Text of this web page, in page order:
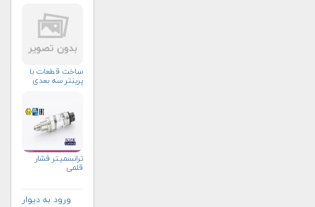
ساخت قطعات با
پرینتر سه بعدی
ترانسمیتر فشار
قلمی
ورود به دیوار